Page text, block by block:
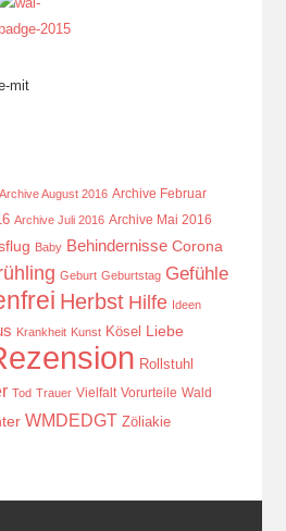
Archive August 2016 Archive Februar
Archive Juli 2016 Archive Mai 2016
Baby Behindernisse Corona
Geburt Geburtstag Gefühle
Herbst Hilfe Ideen
Krankheit Kunst Kösel Liebe
Rollstuhl
Tod Trauer Vielfalt Vorurteile Wald
WMDEDGT Zöliakie